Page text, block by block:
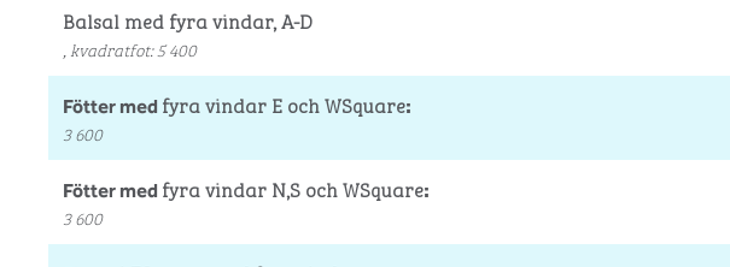
Balsal med fyra vindar, A-D
, kvadratfot: 5 400
Fötter med fyra vindar E och WSquare:
3 600
Fötter med fyra vindar N,S och WSquare:
3 600